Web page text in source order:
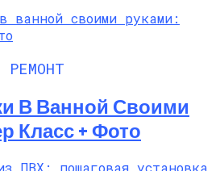
РЕМОНТ
В Ванной Своими
Класс + Фото